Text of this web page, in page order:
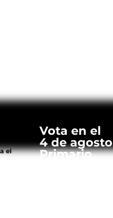
el
Vota en el
4 de agosto
Primario